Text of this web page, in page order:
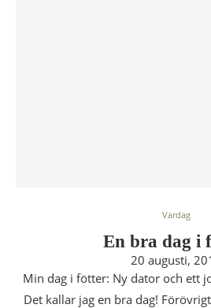
Vardag
En bra dag i
20 augusti,
Min dag i fötter: Ny dator och ett
Det kallar jag en bra dag!